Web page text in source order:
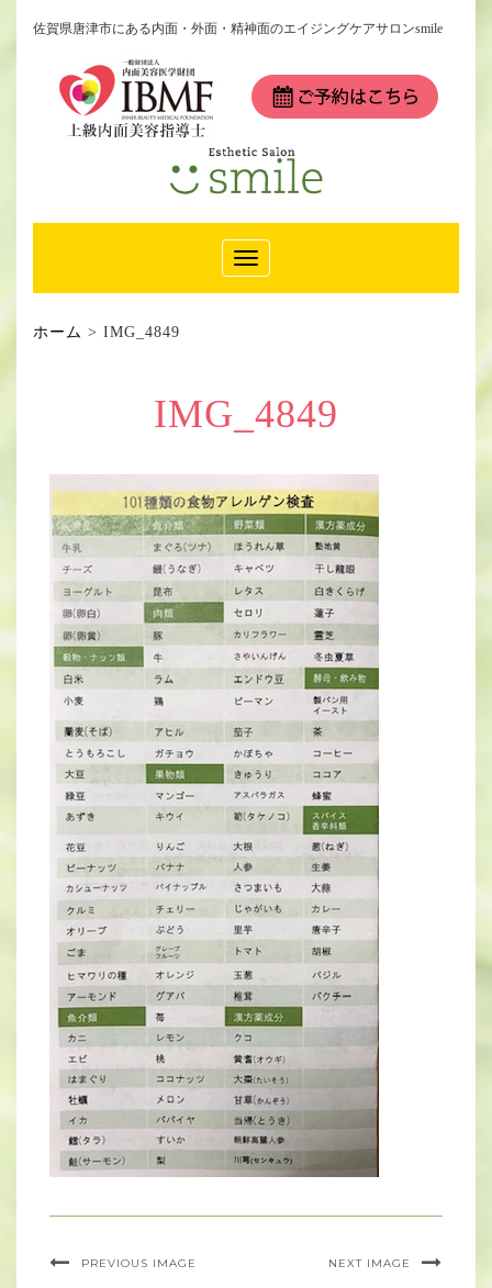
佐賀県唐津市にある内面・外面・精神面のエイジングケアサロンsmile
Toggle
Navigation
ホーム > IMG_4849
IMG_4849
PREVIOUS IMAGE NEXT IMAGE